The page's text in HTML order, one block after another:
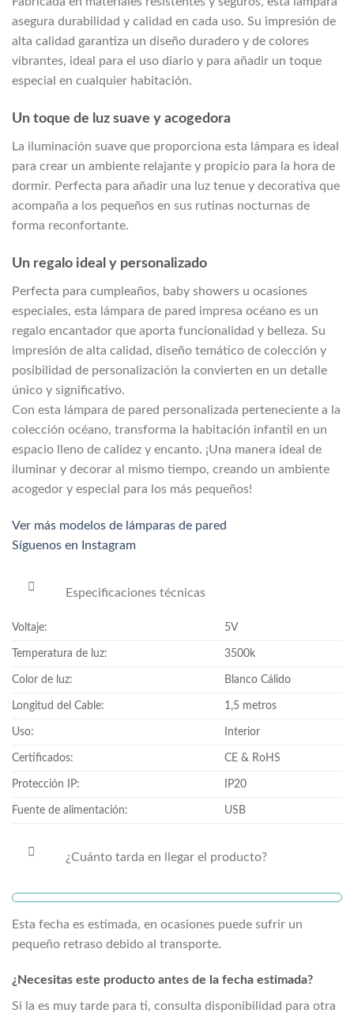
asegura durabilidad y calidad en cada uso. Su impresión de
alta calidad garantiza un diseño duradero y de colores
vibrantes, ideal para el uso diario y para añadir un toque
especial en cualquier habitación.
Un toque de luz suave y acogedora
La iluminación suave que proporciona esta lámpara es ideal
para crear un ambiente relajante y propicio para la hora de
dormir. Perfecta para añadir una luz tenue y decorativa que
acompaña a los pequeños en sus rutinas nocturnas de
forma reconfortante.
Un regalo ideal y personalizado
Perfecta para cumpleaños, baby showers u ocasiones
especiales, esta lámpara de pared impresa océano es un
regalo encantador que aporta funcionalidad y belleza. Su
impresión de alta calidad, diseño temático de colección y
posibilidad de personalización la convierten en un detalle
único y significativo.
Con esta lámpara de pared personalizada perteneciente a la
colección océano, transforma la habitación infantil en un
espacio lleno de calidez y encanto. ¡Una manera ideal de
iluminar y decorar al mismo tiempo, creando un ambiente
acogedor y especial para los más pequeños!
Ver más modelos de lámparas de pared
Síguenos en Instagram
Especificaciones técnicas
Voltaje: 5V
Temperatura de luz: 3500k
Color de luz: Blanco Cálido
Longitud del Cable: 1,5 metros
Uso: Interior
Certificados: CE & RoHS
Protección IP: IP20
Fuente de alimentación: USB
¿Cuánto tarda en llegar el producto?
Esta fecha es estimada, en ocasiones puede sufrir un
pequeño retraso debido al transporte.
¿Necesitas este producto antes de la fecha estimada?
Si la es muy tarde para ti, consulta disponibilidad para otra